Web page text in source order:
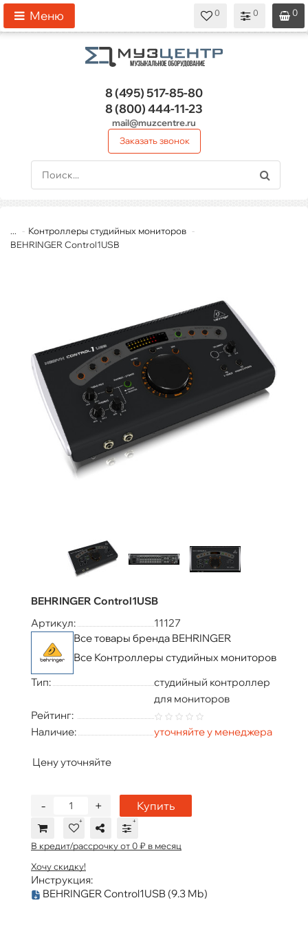
0
0
0
Меню
8 (495)517-85-80
8 (800)444-11-23
mail@muzcentre.ru
Заказать звонок
...
Контроллеры студийных мониторов
BEHRINGER Control1USB
BEHRINGER Control1USB
Артикул:
11127
Все товары бренда BEHRINGER
Все Контроллеры студийных мониторов
Тип:
студийный контроллер
для мониторов
Рейтинг:
Наличие:
уточняйте у менеджера
Цену уточняйте
+
- Купить
В кредит/рассрочку от 0 ₽ в месяц
Хочу скидку!
Инструкция:
BEHRINGER Control1USB (9.3 Mb)